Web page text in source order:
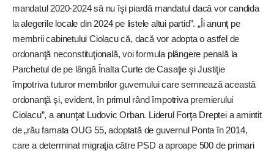
mandatul 2020-2024 să nu îşi piardă mandatul dacă vor candida
la alegerile locale din 2024 pe listele altui partid”. „Îi anunţ pe
membrii cabinetului Ciolacu că, dacă vor adopta o astfel de
ordonanţă neconstituţională, voi formula plângere penală la
Parchetul de pe lângă Înalta Curte de Casaţie şi Justiţie
împotriva tuturor membrilor guvernului care semnează această
ordonanţă şi, evident, în primul rând împotriva premierului
Ciolacu”, a anunţat Ludovic Orban. Liderul Forţa Dreptei a amintit
de „rău famata OUG 55, adoptată de guvernul Ponta în 2014,
care a determinat migraţia către PSD a aproape 500 de primari